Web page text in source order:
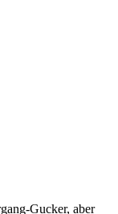
Gucker, aber